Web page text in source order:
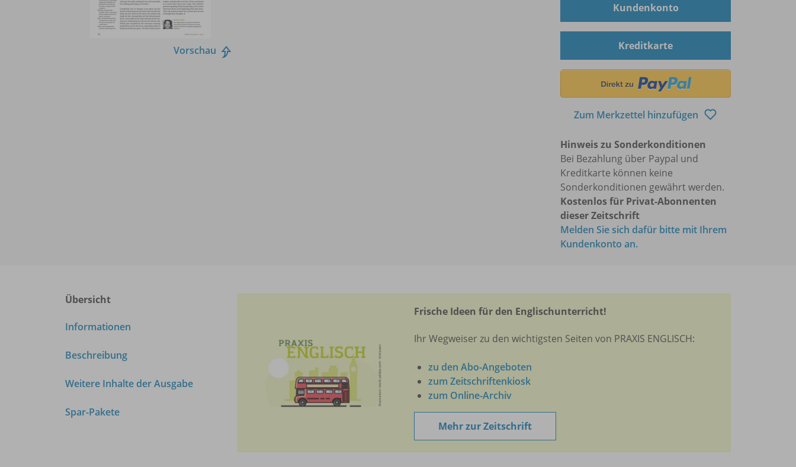
Vorschau
Kundenkonto
Kreditkarte
Zum Merkzettel hinzufügen
Hinweis zu Sonderkonditionen
Bei Bezahlung über Paypal und
Kreditkarte können keine
Sonderkonditionen gewährt werden.
Kostenlos für Privat-Abonnenten
dieser Zeitschrift
Melden Sie sich dafür bitte mit Ihrem
Kundenkonto an.
Übersicht
Informationen
Beschreibung
Weitere Inhalte der Ausgabe
Spar-Pakete
Frische Ideen für den Englischunterricht!
Ihr Wegweiser zu den wichtigsten Seiten von PRAXIS ENGLISCH:
zu den Abo-Angeboten
zum Zeitschriftenkiosk
zum Online-Archiv
Mehr zur Zeitschrift